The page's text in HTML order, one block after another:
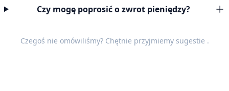
Czy mogę poprosić o zwrot pieniędzy?
Czegoś nie omówiliśmy? Chętnie przyjmiemy sugestie .